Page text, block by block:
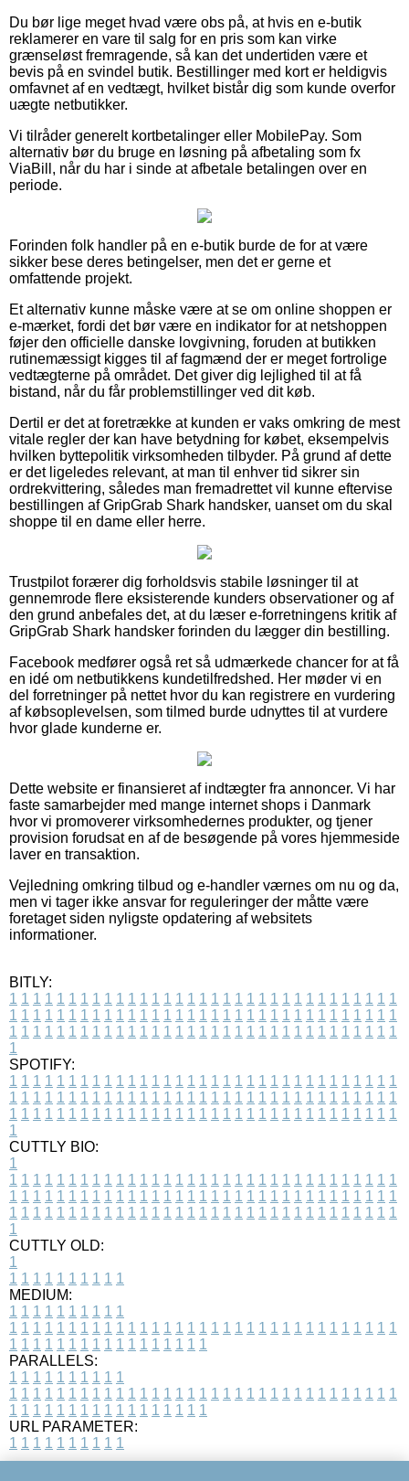
Du bør lige meget hvad være obs på, at hvis en e-butik
reklamerer en vare til salg for en pris som kan virke
grænseløst fremragende, så kan det undertiden være et
bevis på en svindel butik. Bestillinger med kort er heldigvis
omfavnet af en vedtægt, hvilket bistår dig som kunde overfor
uægte netbutikker.
Vi tilråder generelt kortbetalinger eller MobilePay. Som
alternativ bør du bruge en løsning på afbetaling som fx
ViaBill, når du har i sinde at afbetale betalingen over en
periode.
Forinden folk handler på en e-butik burde de for at være
sikker bese deres betingelser, men det er gerne et
omfattende projekt.
Et alternativ kunne måske være at se om online shoppen er
e-mærket, fordi det bør være en indikator for at netshoppen
føjer den officielle danske lovgivning, foruden at butikken
rutinemæssigt kigges til af fagmænd der er meget fortrolige
vedtægterne på området. Det giver dig lejlighed til at få
bistand, når du får problemstillinger ved dit køb.
Dertil er det at foretrække at kunden er vaks omkring de mest
vitale regler der kan have betydning for købet, eksempelvis
hvilken byttepolitik virksomheden tilbyder. På grund af dette
er det ligeledes relevant, at man til enhver tid sikrer sin
ordrekvittering, således man fremadrettet vil kunne eftervise
bestillingen af GripGrab Shark handsker, uanset om du skal
shoppe til en dame eller herre.
Trustpilot forærer dig forholdsvis stabile løsninger til at
gennemrode flere eksisterende kunders observationer og af
den grund anbefales det, at du læser e-forretningens kritik af
GripGrab Shark handsker forinden du lægger din bestilling.
Facebook medfører også ret så udmærkede chancer for at få
en idé om netbutikkens kundetilfredshed. Her møder vi en
del forretninger på nettet hvor du kan registrere en vurdering
af købsoplevelsen, som tilmed burde udnyttes til at vurdere
hvor glade kunderne er.
Dette website er finansieret af indtægter fra annoncer. Vi har
faste samarbejder med mange internet shops i Danmark
hvor vi promoverer virksomhedernes produkter, og tjener
provision forudsat en af de besøgende på vores hjemmeside
laver en transaktion.
Vejledning omkring tilbud og e-handler værnes om nu og da,
men vi tager ikke ansvar for reguleringer der måtte være
foretaget siden nyligste opdatering af websitets
informationer.
BITLY:
1 1 1 1 1 1 1 1 1 1 1 1 1 1 1 1 1 1 1 1 1 1 1 1 1 1 1 1 1 1 1 1 1
1 1 1 1 1 1 1 1 1 1 1 1 1 1 1 1 1 1 1 1 1 1 1 1 1 1 1 1 1 1 1 1 1
1 1 1 1 1 1 1 1 1 1 1 1 1 1 1 1 1 1 1 1 1 1 1 1 1 1 1 1 1 1 1 1 1
1
SPOTIFY:
1 1 1 1 1 1 1 1 1 1 1 1 1 1 1 1 1 1 1 1 1 1 1 1 1 1 1 1 1 1 1 1 1
1 1 1 1 1 1 1 1 1 1 1 1 1 1 1 1 1 1 1 1 1 1 1 1 1 1 1 1 1 1 1 1 1
1 1 1 1 1 1 1 1 1 1 1 1 1 1 1 1 1 1 1 1 1 1 1 1 1 1 1 1 1 1 1 1 1
1
CUTTLY BIO:
1
1 1 1 1 1 1 1 1 1 1 1 1 1 1 1 1 1 1 1 1 1 1 1 1 1 1 1 1 1 1 1 1 1
1 1 1 1 1 1 1 1 1 1 1 1 1 1 1 1 1 1 1 1 1 1 1 1 1 1 1 1 1 1 1 1 1
1 1 1 1 1 1 1 1 1 1 1 1 1 1 1 1 1 1 1 1 1 1 1 1 1 1 1 1 1 1 1 1 1
1
CUTTLY OLD:
1
1 1 1 1 1 1 1 1 1 1
MEDIUM:
1 1 1 1 1 1 1 1 1 1
1 1 1 1 1 1 1 1 1 1 1 1 1 1 1 1 1 1 1 1 1 1 1 1 1 1 1 1 1 1 1 1 1
1 1 1 1 1 1 1 1 1 1 1 1 1 1 1 1 1
PARALLELS:
1 1 1 1 1 1 1 1 1 1
1 1 1 1 1 1 1 1 1 1 1 1 1 1 1 1 1 1 1 1 1 1 1 1 1 1 1 1 1 1 1 1 1
1 1 1 1 1 1 1 1 1 1 1 1 1 1 1 1 1
URL PARAMETER:
1 1 1 1 1 1 1 1 1 1